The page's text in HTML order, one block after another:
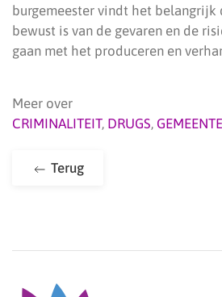
burgemeester vindt het belangrijk
bewust is van de gevaren en de
gaan met het produceren en
Meer over
CRIMINALITEIT, DRUGS,
Terug